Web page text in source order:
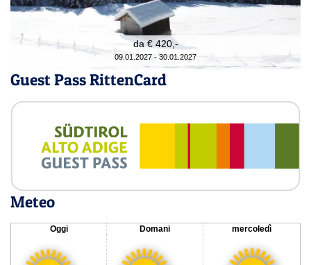
da € 420,-
09.01.2027 - 30.01.2027
Guest Pass RittenCard
Meteo
Oggi Domani mercoledì